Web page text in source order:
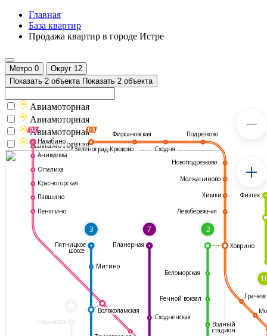
Главная
База квартир
Продажа квартир в городе Истре
Метро 0 Округ 12
Показать 2 объекта Показать 2 объекта
Ильинская
3 7 2
Фирсановская
Сходня
Подрезково
Новоподрезково
Молжаниново
Химки
Левобережная
Ховрино
Водный
стадион
Сходненская
Волоколамская
Митино
Нахабино
Аникеевка
Опалиха
Красногорская
Павшино
Пенягино
Пятницкое
шоссе
Планерная
Физтех
Речной вокзал
Беломорская
Зеленоград-Крюково
Авиамоторная
Авиамоторная
Авиамоторная
Авиамоторная